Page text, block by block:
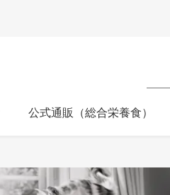
公式通販（総合栄養食）